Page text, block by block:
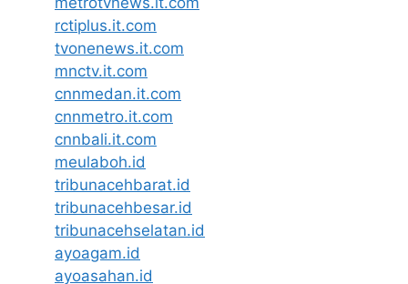
rctiplus.it.com
tvonenews.it.com
mnctv.it.com
cnnmedan.it.com
cnnmetro.it.com
cnnbali.it.com
meulaboh.id
tribunacehbarat.id
tribunacehbesar.id
tribunacehselatan.id
ayoagam.id
ayoasahan.id